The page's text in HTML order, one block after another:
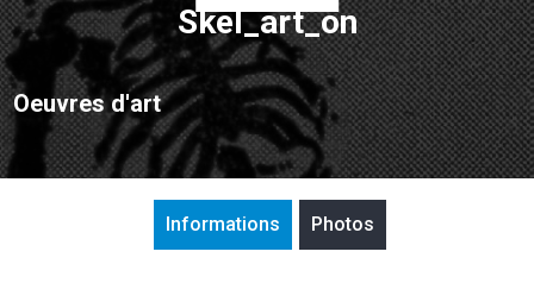
Skel_art_on
Oeuvres d'art
Informations Photos